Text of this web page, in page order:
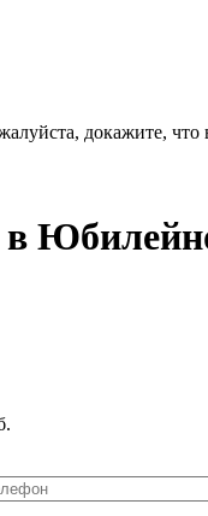
докажите, что
в